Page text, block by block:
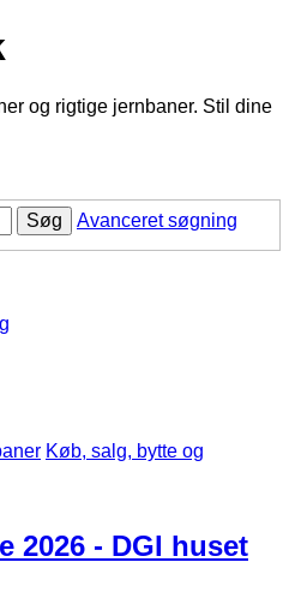
og rigtige jernbaner. Stil dine
Søg Avanceret søgning
Køb, salg, bytte og
2026 - DGI huset